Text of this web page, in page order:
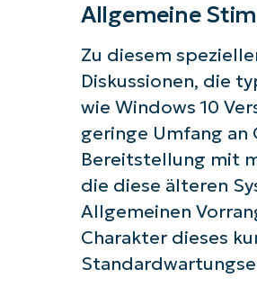
Allgemeine
Zu diesem
Diskussionen, die
wie Windows 10
geringe Umfang an
Bereitstellung mit
die diese älteren
Allgemeinen
Charakter dieses